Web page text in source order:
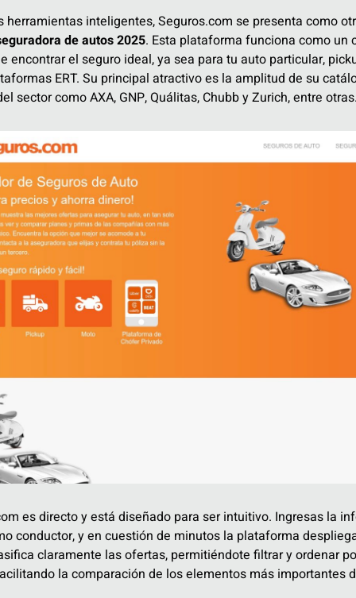
inteligentes, Seguros.com se presenta como
de autos 2025. Esta plataforma funciona como un
encontrar el seguro ideal, ya sea para tu auto particular,
ERT. Su principal atractivo es la amplitud de su
sector como AXA, GNP, Quálitas, Chubb y Zurich, entre
es directo y está diseñado para ser intuitivo. Ingresas la
conductor, y en cuestión de minutos la plataforma
claramente las ofertas, permitiéndote filtrar y ordenar
la comparación de los elementos más importantes